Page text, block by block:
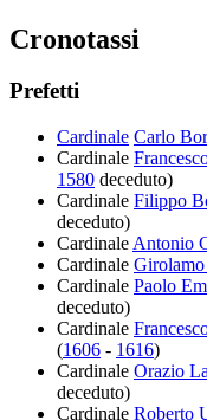
Cronotassi
Prefetti
Cardinale Carlo
Cardinale
1580 deceduto)
Cardinale Filippo
deceduto)
Cardinale Antonio
Cardinale
Cardinale Paolo
deceduto)
Cardinale
(1606 - 1616)
Cardinale Orazio
deceduto)
Cardinale Roberto